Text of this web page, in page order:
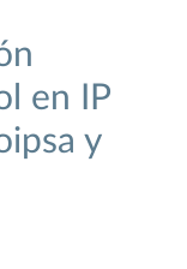
en IP
y